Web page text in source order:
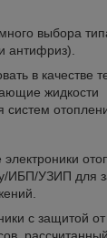
выбора
антифриз).
в качестве
жидкости
ИБП/УЗИП для
с защитой от